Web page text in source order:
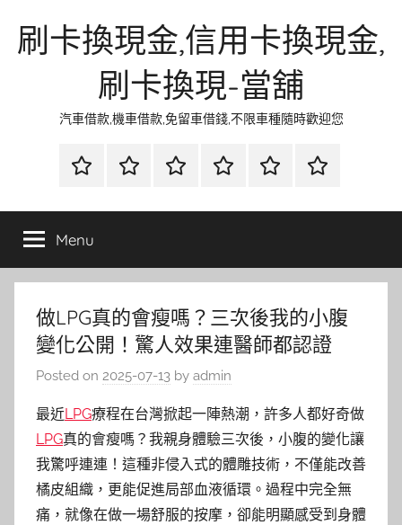
刷卡換現金,信用卡換現金,
刷卡換現-當舖
汽車借款,機車借款,免留車借錢,不限車種隨時歡迎您
首
當
金
網
資
流
時
環
清
聯
徵
Menu
做LPG真的會瘦嗎？三次後我的小腹
變化公開！驚人效果連醫師都認證
Posted on 2025-07-13 by admin
最近LPG療程在台灣掀起一陣熱潮，許多人都好奇做
LPG真的會瘦嗎？我親身體驗三次後，小腹的變化讓
我驚呼連連！這種非侵入式的體雕技術，不僅能改善
橘皮組織，更能促進局部血液循環。過程中完全無
痛，就像在做一場舒服的按摩，卻能明顯感受到身體